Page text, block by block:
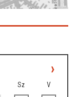
›
Sz V